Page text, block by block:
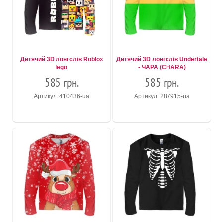
Дитячий 3D лонгслів Roblox
lego
585 грн.
Артикул: 410436-ua
Дитячий 3D лонгслів Undertale
- ЧАРА (CHARA)
585 грн.
Артикул: 287915-ua